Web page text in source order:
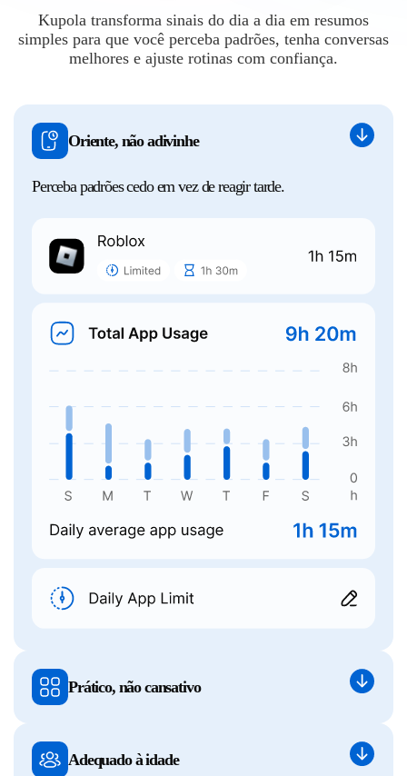
Kupola transforma sinais do dia a dia em resumos
simples para que você perceba padrões, tenha conversas
melhores e ajuste rotinas com confiança.
Oriente, não adivinhe
Perceba padrões cedo em vez de reagir tarde.
Prático, não cansativo
Adequado à idade